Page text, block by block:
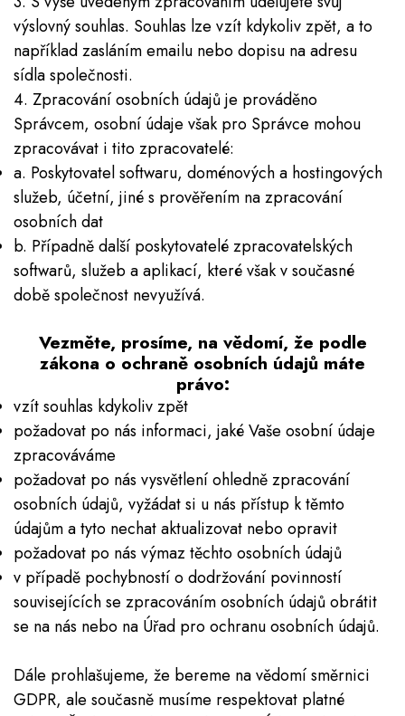
výslovný souhlas. Souhlas lze vzít kdykoliv zpět, a to
například zasláním emailu nebo dopisu na adresu
sídla společnosti.
4. Zpracování osobních údajů je prováděno
Správcem, osobní údaje však pro Správce mohou
zpracovávat i tito zpracovatelé:
a. Poskytovatel softwaru, doménových a hostingových
služeb, účetní, jiné s prověřením na zpracování
osobních dat
b. Případně další poskytovatelé zpracovatelských
softwarů, služeb a aplikací, které však v současné
době společnost nevyužívá.
Vezměte, prosíme, na vědomí, že podle
zákona o ochraně osobních údajů máte
právo:
vzít souhlas kdykoliv zpět
požadovat po nás informaci, jaké Vaše osobní údaje
zpracováváme
požadovat po nás vysvětlení ohledně zpracování
osobních údajů, vyžádat si u nás přístup k těmto
údajům a tyto nechat aktualizovat nebo opravit
požadovat po nás výmaz těchto osobních údajů
v případě pochybností o dodržování povinností
souvisejících se zpracováním osobních údajů obrátit
se na nás nebo na Úřad pro ochranu osobních údajů.
Dále prohlašujeme, že bereme na vědomí směrnici
GDPR, ale současně musíme respektovat platné